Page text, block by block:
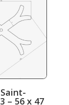
– 56 x 47